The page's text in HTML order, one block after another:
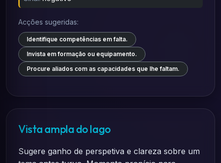
Acções sugeridas:
Identifique competências em falta.
Invista em formação ou equipamento.
Procure aliados com as capacidades que lhe faltam.
Vista ampla do lago
Sugere ganho de perspetiva e clareza sobre um